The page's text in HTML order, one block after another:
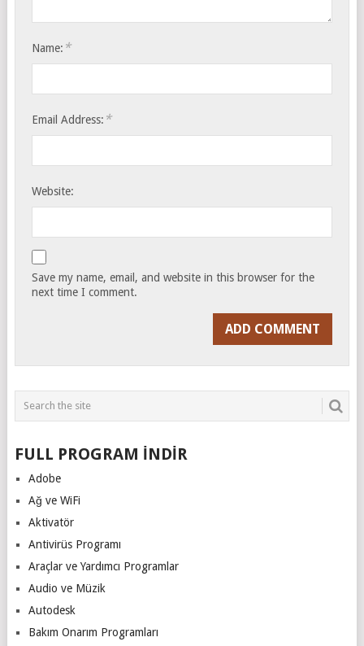
Name: *
Email Address: *
Website:
Save my name, email, and website in this browser for the
next time I comment.
FULL PROGRAM İNDİR
Adobe
Ağ ve WiFi
Aktivatör
Antivirüs Programı
Araçlar ve Yardımcı Programlar
Audio ve Müzik
Autodesk
Bakım Onarım Programları